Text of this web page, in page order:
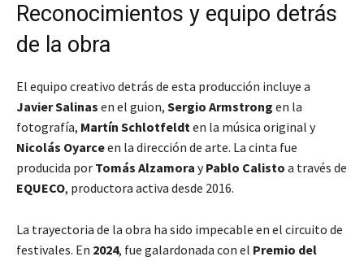
Reconocimientos y equipo detrás
de la obra
El equipo creativo detrás de esta producción incluye a
Javier Salinas en el guion, Sergio Armstrong en la
fotografía, Martín Schlotfeldten la música original y
Nicolás Oyarceen la dirección de arte. La cinta fue
producida por Tomás Alzamora yPablo Calisto a través de
EQUECO, productora activa desde 2016.
La trayectoria de la obra ha sido impecable en el circuito de
festivales. En 2024, fue galardonada con el Premio del